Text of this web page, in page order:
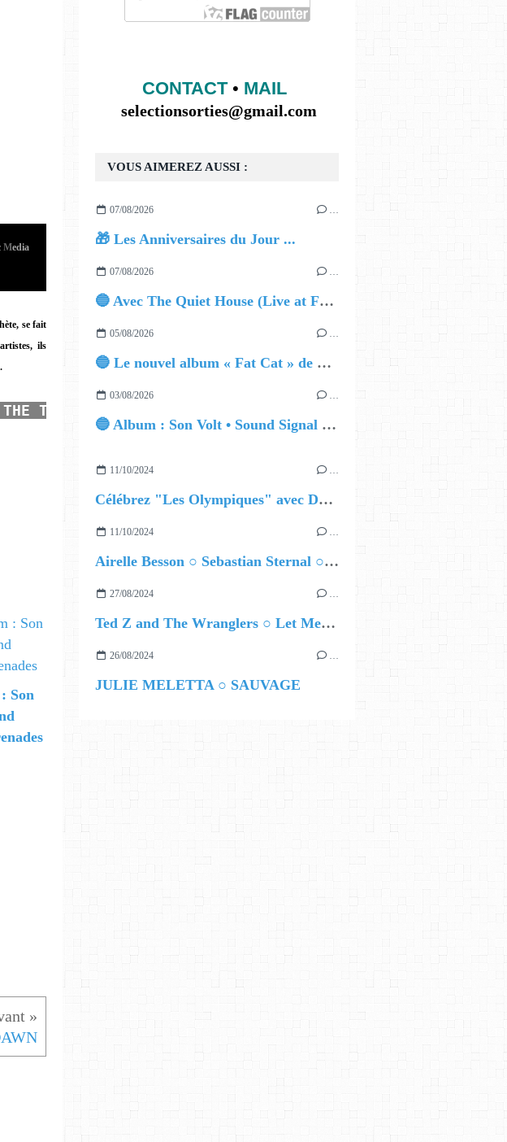
Media
se fait
ils
TRANSLATOR AT THE TOP LEFT, THEN ENGLISH
Son
VOUS AIMEREZ AUSSI :
07/08/2026 …
🎁 Les Anniversaires du Jour ...
07/08/2026 …
🔵 Avec The Quiet House (Live at Funkhaus), Kenzo Zurzolo livre une performance aussi intense qu'envoûtante.
05/08/2026 …
🔵 Le nouvel album « Fat Cat » de Delilah Holliday (sortie le 30 Octobre 2026)
03/08/2026 …
🔵 Album : Son Volt • Sound Signal Serenades
11/10/2024 …
Célébrez "Les Olympiques" avec DVTR !
11/10/2024 …
Airelle Besson ○ Sebastian Sternal ○ Jonas Burgwinkel
27/08/2024 …
Ted Z and The Wranglers ○ Let Me Be Your Sin
26/08/2024 …
JULIE MELETTA ○ SAUVAGE
CONTACT• MAIL
selectionsorties@gmail.com